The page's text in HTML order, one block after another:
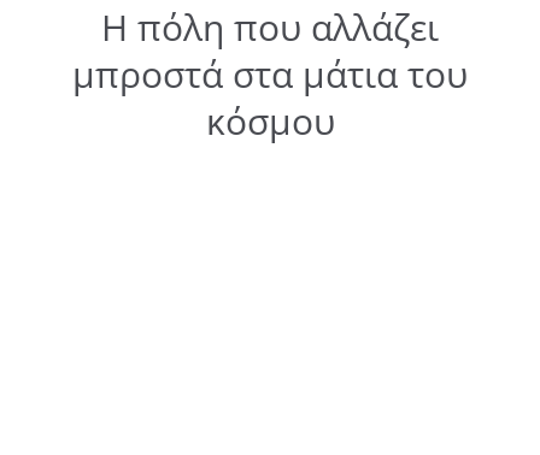
Η πόλη που αλλάζει
μπροστά στα μάτια του
κόσμου